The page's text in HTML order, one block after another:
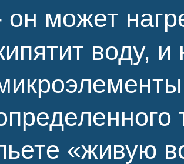
он может
воду,
«живую